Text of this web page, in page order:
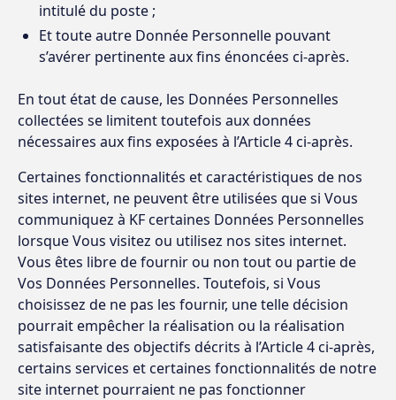
intitulé du poste ;
Et toute autre Donnée Personnelle pouvant
s’avérer pertinente aux fins énoncées ci-après.
En tout état de cause, les Données Personnelles
collectées se limitent toutefois aux données
nécessaires aux fins exposées à l’Article 4 ci-après.
Certaines fonctionnalités et caractéristiques de nos
sites internet, ne peuvent être utilisées que si Vous
communiquez à KF certaines Données Personnelles
lorsque Vous visitez ou utilisez nos sites internet.
Vous êtes libre de fournir ou non tout ou partie de
Vos Données Personnelles. Toutefois, si Vous
choisissez de ne pas les fournir, une telle décision
pourrait empêcher la réalisation ou la réalisation
satisfaisante des objectifs décrits à l’Article 4 ci-après,
certains services et certaines fonctionnalités de notre
site internet pourraient ne pas fonctionner